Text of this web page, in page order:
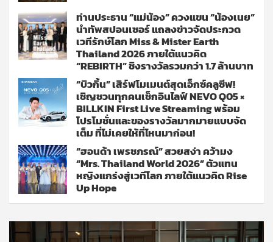
ท่านประธาน “แม่น้อง” ควงแขน “น้องเนย”
นำทัพสปอนเซอร์ แถลงข่าวจัดประกวด
เวทีรักษ์โลก Miss & Mister Earth
Thailand 2026 ภายใต้แนวคิด
“REBIRTH” ชิงรางวัลรวมกว่า 1.7 ล้านบาท
“บิวกิ้น” เสิร์ฟโมเมนต์สุดเอ็กซ์คลูซีฟ!
เชิญชวนทุกคนเช็กอินไลฟ์ NEVO Q05 ×
BILLKIN First Live Streaming พร้อม
โปรโมชั่นและของรางวัลมากมายแบบจัด
เต็ม ที่ไม่เคยให้ที่ไหนมาก่อน!
“ฮอนด้า เพรชภรณ์” สวยสง่า คว้ามง
“Mrs. Thailand World 2026” ตัวแทน
หญิงแกร่งสู่เวทีโลก ภายใต้แนวคิด Rise
Up Hope